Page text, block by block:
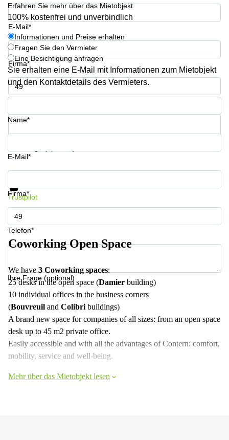
E-Mail*
Firma*
Telefon*
Erfahren Sie mehr über das Mietobjekt
100% kostenfrei und unverbindlich
Informationen und Preise erhalten
Fragen Sie den Vermieter
Eine Besichtigung anfragen
Sie erhalten eine E-Mail mit Informationen zum Mietobjekt
und den Kontaktdetails des Vermieters.
Name*
E-Mail*
Firma*
Telefon*
Ihre Frage (optional)
Informationen und Preise erhalten
Trustpilot
Coworking Open Space
We have 3 Coworking spaces:
25 desks in the open space (Damier building)
10 individual offices in the business corners
(Bouvreuil and Colibri buildings)
A brand new space for companies of all sizes: from an open space
desk up to 45 m2 private office.
Easily accessible and with all the advantages of Contern: comfort,
mobility, service and well-being.
Mehr über das Mietobjekt lesen